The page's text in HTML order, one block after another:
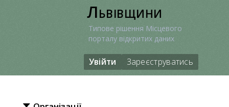
Львівщини
Типове рішення Місцевого
порталу відкритих даних
Увійти Зареєструватись